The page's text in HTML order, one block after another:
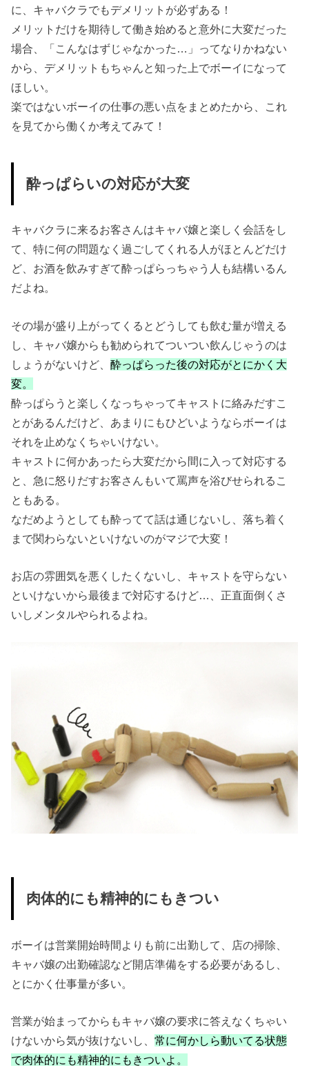
に、キャバクラでもデメリットが必ずある！
メリットだけを期待して働き始めると意外に大変だった
場合、「こんなはずじゃなかった…」ってなりかねない
から、デメリットもちゃんと知った上でボーイになって
ほしい。
楽ではないボーイの仕事の悪い点をまとめたから、これ
を見てから働くか考えてみて！
酔っぱらいの対応が大変
キャバクラに来るお客さんはキャバ嬢と楽しく会話をし
て、特に何の問題なく過ごしてくれる人がほとんどだけ
ど、お酒を飲みすぎて酔っぱらっちゃう人も結構いるん
だよね。
その場が盛り上がってくるとどうしても飲む量が増える
し、キャバ嬢からも勧められてついつい飲んじゃうのは
しょうがないけど、酔っぱらった後の対応がとにかく大
変。
酔っぱらうと楽しくなっちゃってキャストに絡みだすこ
とがあるんだけど、あまりにもひどいようならボーイは
それを止めなくちゃいけない。
キャストに何かあったら大変だから間に入って対応する
と、急に怒りだすお客さんもいて罵声を浴びせられるこ
ともある。
なだめようとしても酔ってて話は通じないし、落ち着く
まで関わらないといけないのがマジで大変！
お店の雰囲気を悪くしたくないし、キャストを守らない
といけないから最後まで対応するけど…、正直面倒くさ
いしメンタルやられるよね。
肉体的にも精神的にもきつい
ボーイは営業開始時間よりも前に出勤して、店の掃除、
キャバ嬢の出勤確認など開店準備をする必要があるし、
とにかく仕事量が多い。
営業が始まってからもキャバ嬢の要求に答えなくちゃい
けないから気が抜けないし、常に何かしら動いてる状態
で肉体的にも精神的にもきついよ。